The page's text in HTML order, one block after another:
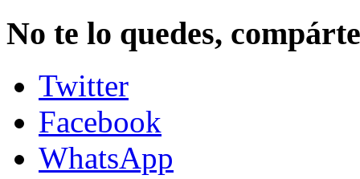
No te lo quedes,
Twitter
Facebook
WhatsApp